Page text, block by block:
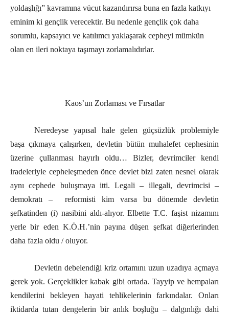
yoldaşlığı” kavramına vücut kazandırırsa buna en fazla katkıyı
eminim ki gençlik verecektir. Bu nedenle gençlik çok daha
sorumlu, kapsayıcı ve katılımcı yaklaşarak cepheyi mümkün
olan en ileri noktaya taşımayı zorlamalıdırlar.
Kaos’un Zorlaması ve Fırsatlar
Neredeyse yapısal hale gelen güçsüzlük problemiyle
başa çıkmaya çalışırken, devletin bütün muhalefet cephesinin
üzerine çullanması hayırlı oldu… Bizler, devrimciler kendi
iradeleriyle cepheleşmeden önce devlet bizi zaten nesnel olarak
aynı cephede buluşmaya itti. Legali – illegali, devrimcisi –
demokratı – reformisti kim varsa bu dönemde devletin
şefkatinden (i) nasibini aldı-alıyor. Elbette T.C. faşist nizamını
yerle bir eden K.Ö.H.’nin payına düşen şefkat diğerlerinden
daha fazla oldu / oluyor.
Devletin debelendiği kriz ortamını uzun uzadıya açmaya
gerek yok. Gerçeklikler kabak gibi ortada. Tayyip ve hempaları
kendilerini bekleyen hayati tehlikelerinin farkındalar. Onları
iktidarda tutan dengelerin bir anlık boşluğu – dalgınlığı dahi